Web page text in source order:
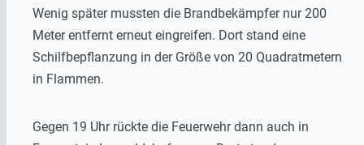
Wenig später mussten die Brandbekämpfer nur 200
Meter entfernt erneut eingreifen. Dort stand eine
Schilfbepflanzung in der Größe von 20 Quadratmetern
in Flammen.
Gegen 19 Uhr rückte die Feuerwehr dann auch in